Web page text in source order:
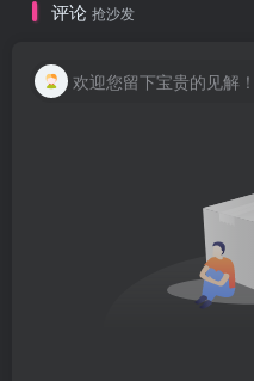
评论 抢沙发
欢迎您留下宝贵的见解！